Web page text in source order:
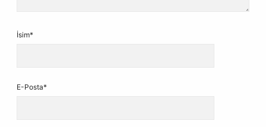
İsim*
E-Posta*